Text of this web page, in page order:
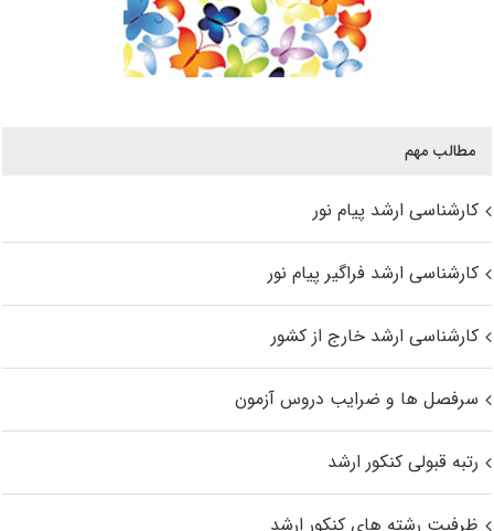
مطالب مهم
کارشناسی ارشد پیام نور
کارشناسی ارشد فراگیر پیام نور
کارشناسی ارشد خارج از کشور
سرفصل ها و ضرایب دروس آزمون
رتبه قبولی کنکور ارشد
ظرفیت رشته های کنکور ارشد